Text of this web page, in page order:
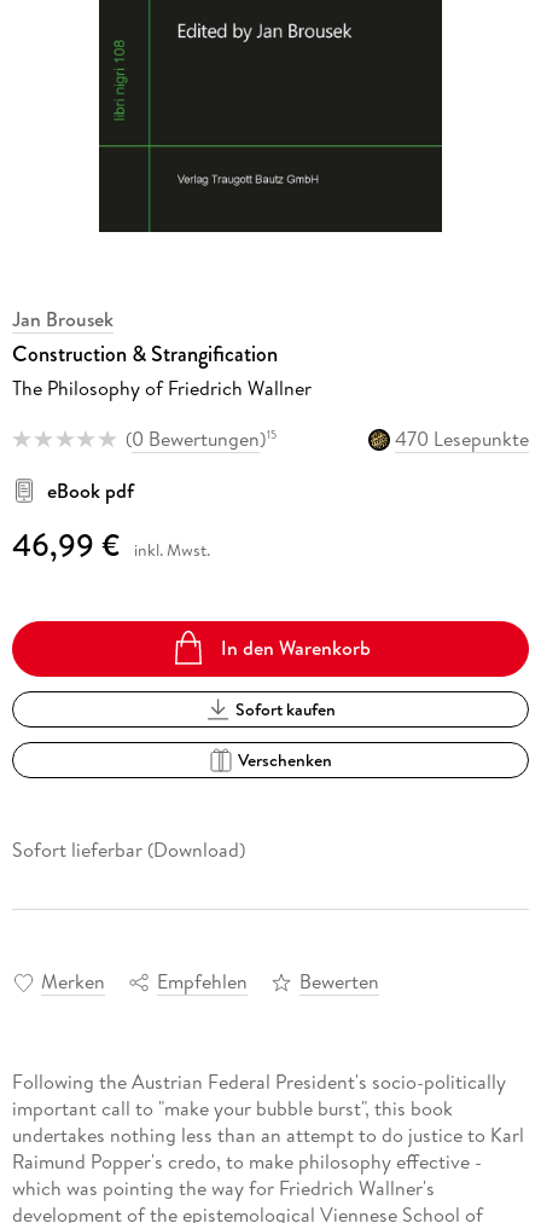
Jan Brousek
Construction & Strangification
The Philosophy of Friedrich Wallner
(0 Bewertungen)15
470 Lesepunkte
eBook pdf
46,99 € inkl. Mwst.
In den Warenkorb
Sofort kaufen
Verschenken
Sofort lieferbar (Download)
Merken Empfehlen Bewerten
Following the Austrian Federal President's socio-politically
important call to "make your bubble burst", this book
undertakes nothing less than an attempt to do justice to Karl
Raimund Popper's credo, to make philosophy effective -
which was pointing the way for Friedrich Wallner's
development of the epistemological Viennese School of